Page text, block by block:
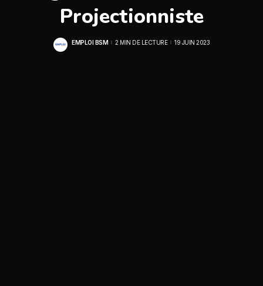
Projectionniste
POSTED
EMPLOI BSM 2 MIN DE LECTURE 19 JUIN 2023